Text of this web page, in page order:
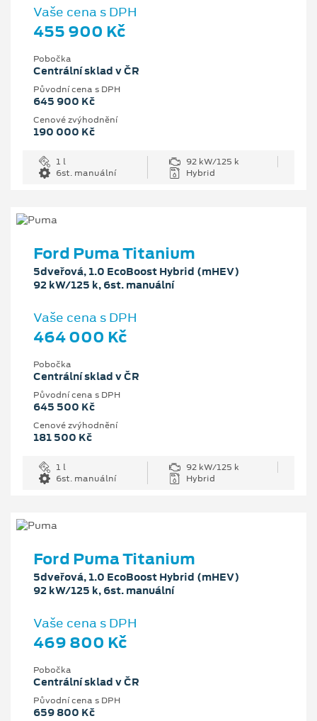
Vaše cena s DPH
455 900 Kč
Pobočka
Centrální sklad v ČR
Původní cena s DPH
645 900 Kč
Cenové zvýhodnění
190 000 Kč
1 l
92 kW/125 k
6st. manuální
Hybrid
Ford Puma Titanium
5dveřová, 1.0 EcoBoost Hybrid (mHEV)
92 kW/125 k, 6st. manuální
Vaše cena s DPH
464 000 Kč
Pobočka
Centrální sklad v ČR
Původní cena s DPH
645 500 Kč
Cenové zvýhodnění
181 500 Kč
1 l
92 kW/125 k
6st. manuální
Hybrid
Ford Puma Titanium
5dveřová, 1.0 EcoBoost Hybrid (mHEV)
92 kW/125 k, 6st. manuální
Vaše cena s DPH
469 800 Kč
Pobočka
Centrální sklad v ČR
Původní cena s DPH
659 800 Kč